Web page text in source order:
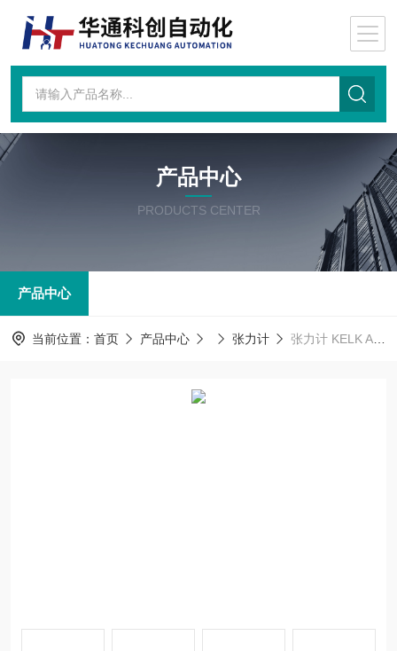
产品中心
PRODUCTS CENTER
产品中心
当前位置： 首页 产品中心 张力计 张力计 KELK ASD-CBL-2-1-A-B